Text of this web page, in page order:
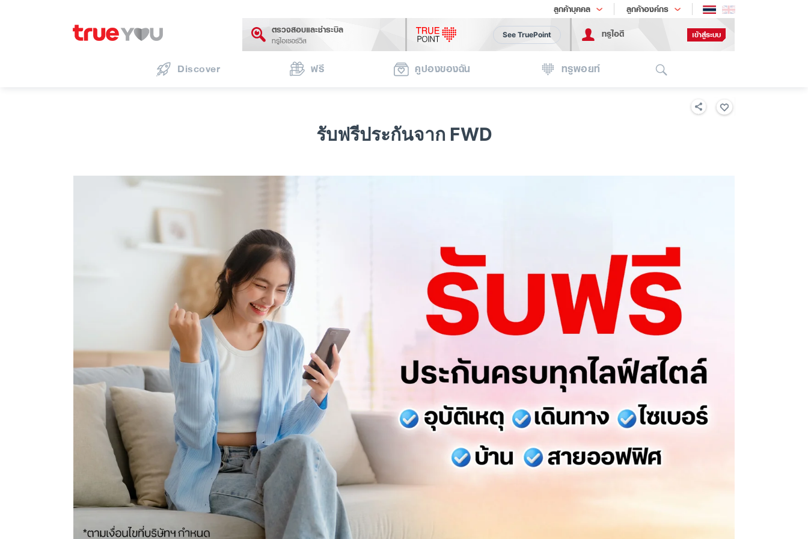
ลูกค้าบุคคล ลูกค้าองค์กร
เทรนด์เทคโนโลยี
ตรวจสอบและชำระบิล
ทรูไอเซอร์วิส
See TruePoint ทรูไอดี เข้าสู่ระบบ
Discover ฟรี คูปองของฉัน ทรูพอยท์
รับฟรีประกันจาก FWD